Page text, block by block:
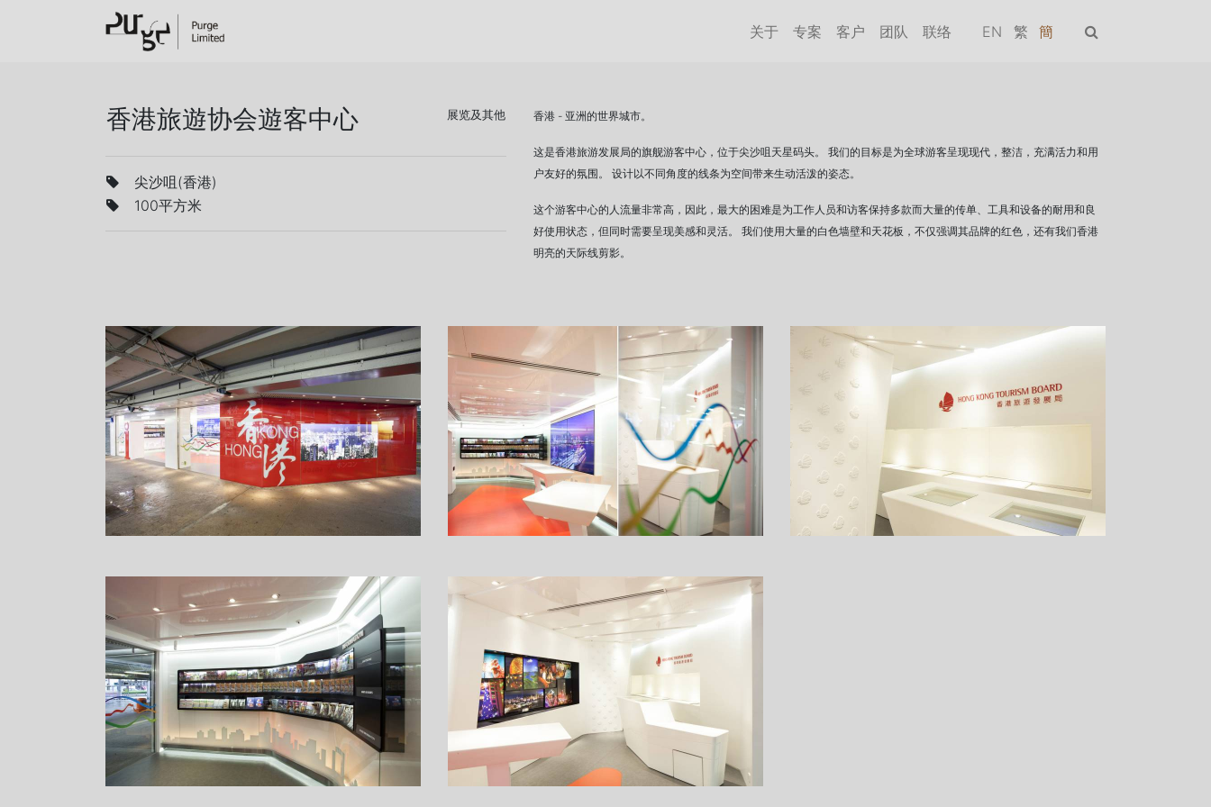
关于 专案 客户 团队 联络 EN 繁 簡
香港旅遊协会遊客中心 展览及其他
尖沙咀(香港)
100平方米
香港 - 亚洲的世界城市。
这是香港旅游发展局的旗舰游客中心，位于尖沙咀天星码头。 我们的目标是为全球游客呈现现代，整洁，充满活力和用
户友好的氛围。 设计以不同角度的线条为空间带来生动活泼的姿态。
这个游客中心的人流量非常高，因此，最大的困难是为工作人员和访客保持多款而大量的传单、工具和设备的耐用和良
好使用状态，但同时需要呈现美感和灵活。 我们使用大量的白色墙壁和天花板，不仅强调其品牌的红色，还有我们香港
明亮的天际线剪影。